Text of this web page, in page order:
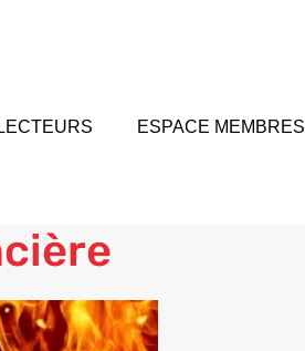
ESPACE MEMBRES